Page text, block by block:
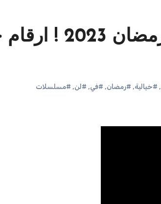
أجور الفنانين في مسلسلات
, #خيالية, #رمضان, #في, #لن, #مسلسلات